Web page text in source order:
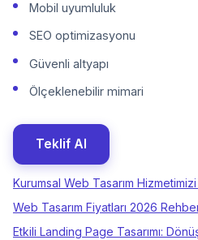
Mobil uyumluluk
SEO optimizasyonu
Güvenli altyapı
Ölçeklenebilir mimari
Teklif Al
Kurumsal Web Tasarım
Web Tasarım Fiyatları 2026
Etkili Landing Page Tasarımı: